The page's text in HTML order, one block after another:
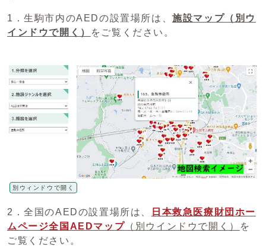
1．生駒市内のAEDの設置場所は、施設マップ （別ウ
インドウで開く）
をご覧ください。
別ウィンドウで開く
2．全国のAEDの設置場所は、
日本救急医療財団ホー
ムページ全国AEDマップ （別ウインドウで開く）
を
ご覧ください。